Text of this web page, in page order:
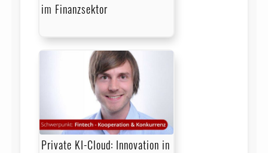
im Finanzsektor
Private KI-Cloud: Innovation in